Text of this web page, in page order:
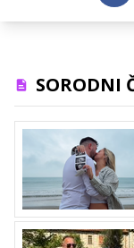
SORODNI